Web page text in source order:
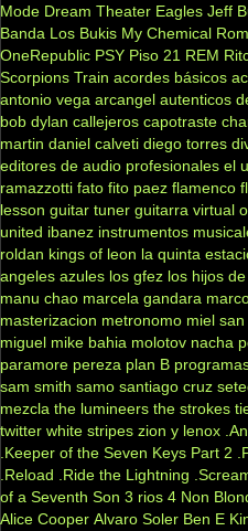
Mode Dream Theater Eagles Jeff
Banda Los Bukis My Chemical
OneRepublic PSY Piso 21 REM
Scorpions Train acordes básicos
antonio vega arcangel autenticos
bob dylan callejeros capotraste
martin daniel calveti diego torres
editores de audio profesionales el
ramazzotti fato fito paez flamenco
lesson guitar tuner guitarra virtual
united ibanez instrumentos
roldan kings of leon la quinta
angeles azules los gfez los hijos
manu chao marcela gandara
masterizacion metronomo miel
miguel mike bahia molotov nacha
paramore pereza plan B
sam smith samo santiago cruz
mezcla the lumineers the strokes
twitter white stripes zion y lenox
.Keeper of the Seven Keys Part 2
.Reload
.Ride the Lightning
of a Seventh Son 3 rios 4 Non
Alice Cooper Alvaro Soler Ben E